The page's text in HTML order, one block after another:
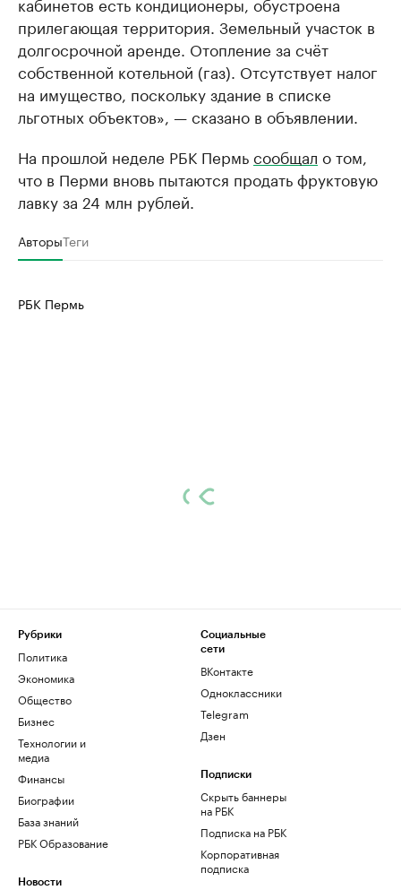
прилегающая территория. Земельный участок в
долгосрочной аренде. Отопление за счёт
собственной котельной (газ). Отсутствует налог
на имущество, поскольку здание в списке
льготных объектов», — сказано в объявлении.
На прошлой неделе РБК Пермьсообщал о том,
что в Перми вновь пытаются продать фруктовую
лавку за 24 млн рублей.
АвторыТеги
РБК Пермь
Рубрики
Политика
Экономика
Общество
Бизнес
Технологии и
медиа
Финансы
Биографии
База знаний
РБК Образование
Новости
Социальные
сети
ВКонтакте
Одноклассники
Telegram
Дзен
Подписки
Скрыть баннеры
на РБК
Подписка на РБК
Корпоративная
подписка